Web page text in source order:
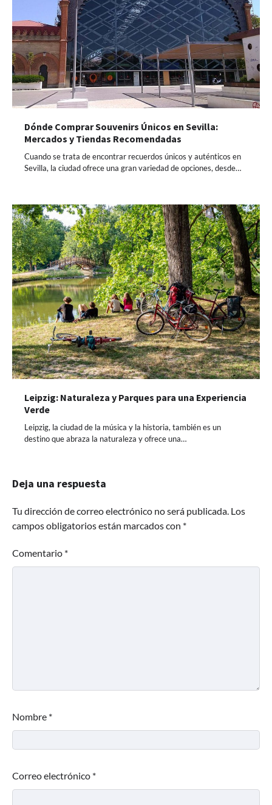
Dónde Comprar Souvenirs Únicos en Sevilla:
Mercados y Tiendas Recomendadas
Cuando se trata de encontrar recuerdos únicos y auténticos en
Sevilla, la ciudad ofrece una gran variedad de opciones, desde…
Leipzig: Naturaleza y Parques para una Experiencia
Verde
Leipzig, la ciudad de la música y la historia, también es un
destino que abraza la naturaleza y ofrece una…
Deja una respuesta
Tu dirección de correo electrónico no será publicada. Los
campos obligatorios están marcados con *
Comentario *
Nombre *
Correo electrónico *